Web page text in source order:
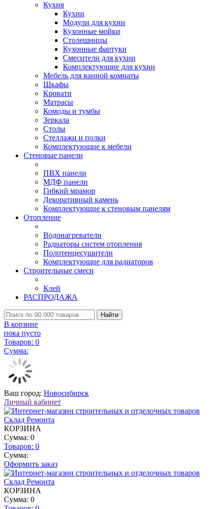
Кухня
Кухни
Модули для кухни
Кухонные мойки
Столешницы
Кухонные фартуки
Смесители для кухни
Комплектующие для кухни
Мебель для ванной комнаты
Шкафы
Кровати
Матрасы
Комоды и тумбы
Зеркала
Столы
Стеллажи и полки
Комплектующие к мебели
Стеновые панели
ПВХ панели
МДФ панели
Гибкий мрамор
Декоративный камень
Комплектующие к стеновым панелям
Отопление
Водонагреватели
Радиаторы систем отопления
Полотенцесушители
Комплектующие для радиаторов
Строительные смеси
Клей
РАСПРОДАЖА
Найти
В корзине
пока пусто
Товаров: 0
Сумма:
Ваш город: Новосибирск
Личный кабинет
КОРЗИНА
Сумма: 0
Товаров: 0
Сумма:
Оформить заказ
КОРЗИНА
Сумма: 0